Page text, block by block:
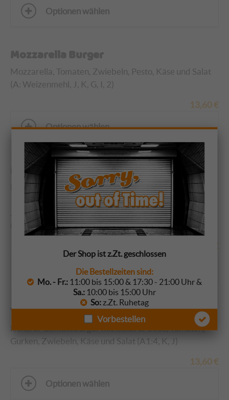
Optionen wählen
Mozzarella Burger
Mozzarella, Tomaten, Zwiebeln, Pesto, Käse und Salat
(A: Weizenmehl, J, K, G, I, 2)
13,60 €
Optionen wählen
Mozzarella Burger & Kartoffelecken
Mozzarella, Tomaten, Zwiebeln, Pesto, Käse und Salat
und extra Kartoffelecken mit Knoblauch-, Salsa-,
Joghurtdressing, Majo oder selbstgemachtem Ketchup
(G, A 1:4, C, I, J, 2, 11)
€
Optionen wählen
Vegetarischer Burger
leckerer Gemüseburger mit leckerer Soße, Tomaten,
Gurken, Zwiebeln, Käse und Salat (A1:4, K, J)
13,60 €
Optionen wählen
Vorbestellen
Der Shop ist z.Zt. geschlossen
Die Bestellzeiten sind:
Mo. - Fr.: 11:00 bis 15:00 & 17:30 - 21:00 Uhr &
Sa.: 10:00 bis 15:00 Uhr
So: z.Zt. Ruhetag